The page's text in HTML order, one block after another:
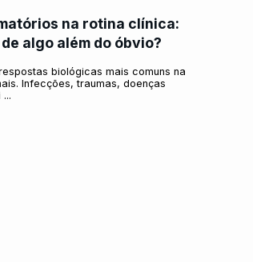
na rotina clínica:
algo além do óbvio?
biológicas mais comuns na
Infecções, traumas, doenças